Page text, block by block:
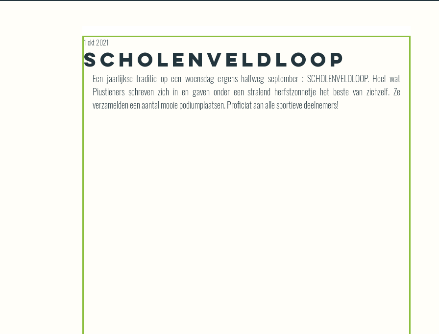
Scholenveldloop
1 okt 2021
Een jaarlijkse traditie op een woensdag ergens halfweg september : SCHOLENVELDLOOP. Heel wat
Piustieners schreven zich in en gaven onder een stralend herfstzonnetje het beste van zichzelf. Ze
verzamelden een aantal mooie podiumplaatsen. Proficiat aan alle sportieve deelnemers!